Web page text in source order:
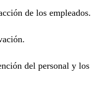
de los empleados.
del personal y los